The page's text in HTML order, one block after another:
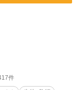
件